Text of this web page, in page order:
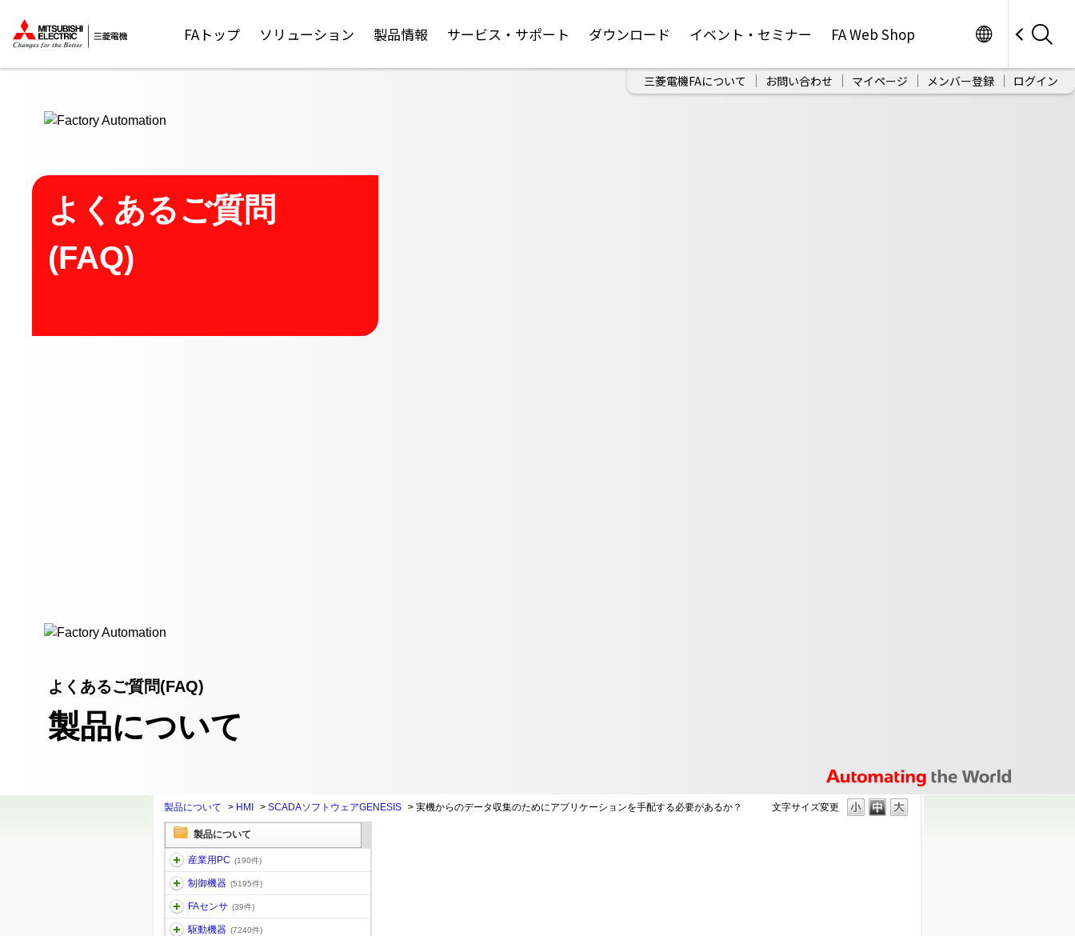
FAトップ ソリューション 製品情報 サービス・サポート ダウンロード イベント・セミナー FA Web Shop
三菱電機FAについて お問い合わせ マイページ メンバー登録 ログイン
よくあるご質問
(FAQ)
よくあるご質問(FAQ)
製品について
文字サイズ変更
製品について > HMI > SCADAソフトウェアGENESIS > 実機からのデータ収集のためにアプリケーションを手配する必要があるか？
製品について
産業用PC (190件)
制御機器 (5195件)
FAセンサ (39件)
駆動機器 (7240件)